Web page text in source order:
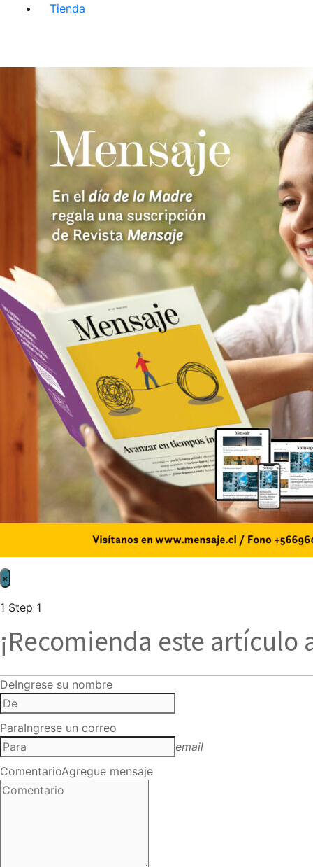
Tienda
×
1 Step 1
¡Recomienda este artículo
DeIngrese su nombre
ParaIngrese un correo
email
ComentarioAgregue mensaje